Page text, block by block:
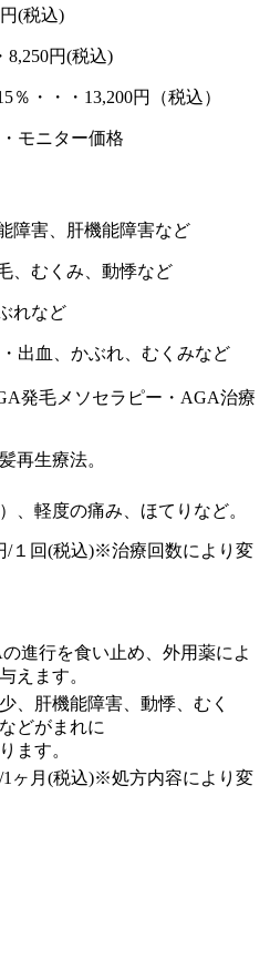
(税込)
8,250円(税込)
％・・・13,200円（税込）
モニター価格
障害、肝機能障害など
、むくみ、動悸など
れなど
出血、かぶれ、むくみなど
発毛メソセラピー・AGA治療
再生療法。
、軽度の痛み、ほてりなど。
/１回(税込)※治療回数により変
進行を食い止め、外用薬によ
えます。
、肝機能障害、動悸、むく
どがまれに
ます。
/1ヶ月(税込)※処方内容により変